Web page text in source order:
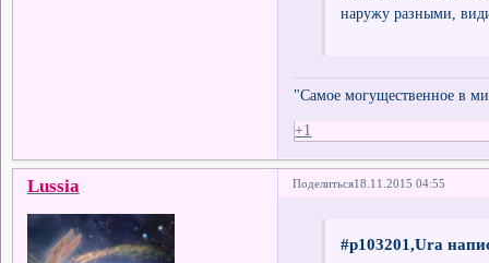
наружу разными,
"Самое могущественное в
+1
Поделиться18.11.2015 04:55
Lussia
#p103201,Ura